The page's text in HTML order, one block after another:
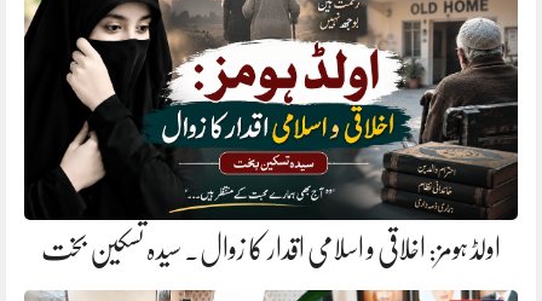
اولڈ ہومز: اخلاقی و اسلامی اقدار کا زوال. سیدہ تسکین بخت